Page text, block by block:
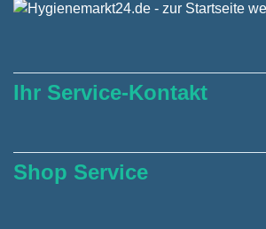
Ihr Service-Kontakt
Shop Service